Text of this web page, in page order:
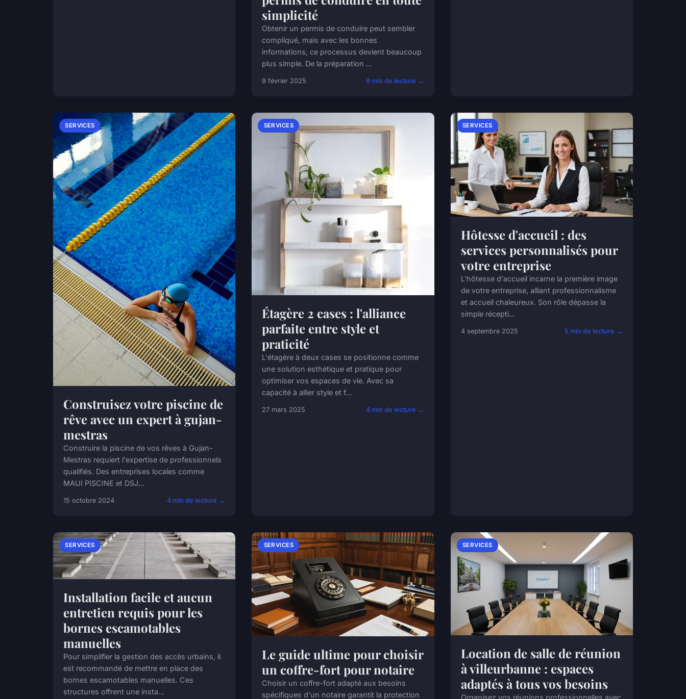
simplicité
Obtenir un permis de conduire peut sembler
compliqué, mais avec les bonnes
informations, ce processus devient beaucoup
plus simple. De la préparation ...
9 février 2025 8 min de lecture →
SERVICES
Construisez votre piscine de
rêve avec un expert à gujan-
mestras
Construire la piscine de vos rêves à Gujan-
Mestras requiert l'expertise de professionnels
qualifiés. Des entreprises locales comme
MAUI PISCINE et DSJ...
15 octobre 2024 4 min de lecture →
SERVICES
Étagère 2 cases : l'alliance
parfaite entre style et
praticité
L'étagère à deux cases se positionne comme
une solution esthétique et pratique pour
optimiser vos espaces de vie. Avec sa
capacité à allier style et f...
27 mars 2025 4 min de lecture →
SERVICES
Hôtesse d'accueil : des
services personnalisés pour
votre entreprise
L'hôtesse d'accueil incarne la première image
de votre entreprise, alliant professionnalisme
et accueil chaleureux. Son rôle dépasse la
simple récepti...
4 septembre 2025 5 min de lecture →
SERVICES
Installation facile et aucun
entretien requis pour les
bornes escamotables
manuelles
Pour simplifier la gestion des accès urbains, il
est recommandé de mettre en place des
bornes escamotables manuelles. Ces
structures offrent une insta...
SERVICES
Le guide ultime pour choisir
un coffre-fort pour notaire
Choisir un coffre-fort adapté aux besoins
spécifiques d'un notaire garantit la protection
SERVICES
Location de salle de réunion
à villeurbanne : espaces
adaptés à tous vos besoins
Organisez vos réunions professionnelles avec